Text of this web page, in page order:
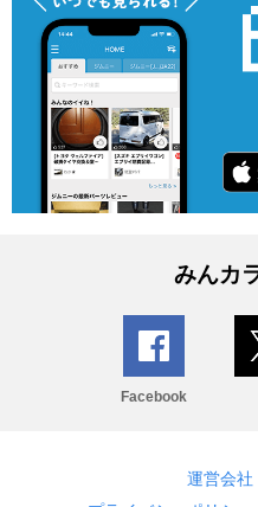
みんカ
Facebook
運営会社